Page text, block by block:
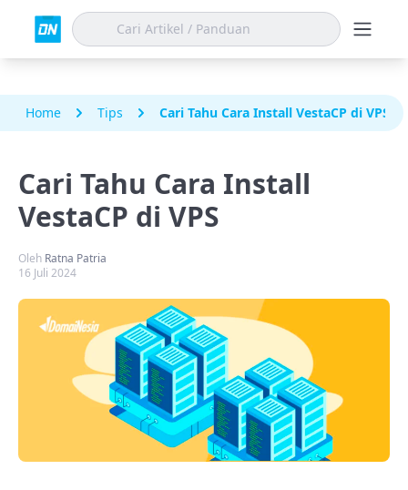
Home Tips Cari Tahu Cara Install VestaCP di VPS
Cari Tahu Cara Install
VestaCP di VPS
Oleh Ratna Patria
16 Juli 2024